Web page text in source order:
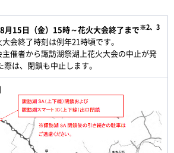
月15日（金）15時～花火大会終了まで※2、3
会終了時刻は例年21時頃です。
催者から諏訪湖祭湖上花火大会の中止が発
際は、閉鎖も中止します。